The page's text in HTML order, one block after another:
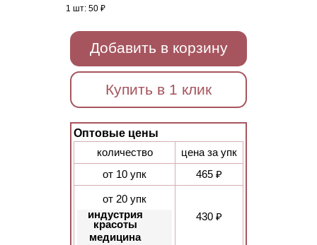
1 шт:50 ₽
Добавить в корзину
Купить в 1 клик
Оптовые цены
количество
цена за упк
от 10 упк
465 ₽
от 20 упк
индустрия
красоты
медицина
430 ₽